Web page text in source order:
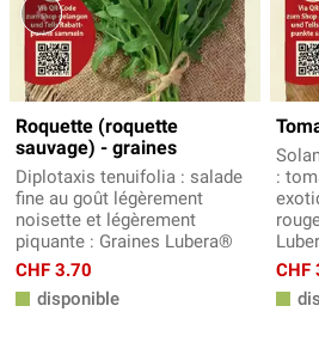
Roquette (roquette
sauvage) - graines
Diplotaxis tenuifolia : salade
fine au goût légèrement
noisette et légèrement
piquante : Graines Lubera®
CHF 3.70
disponible
:
CHF